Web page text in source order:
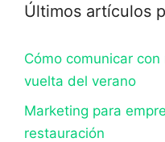
Últimos artículos
Cómo comunicar
vuelta del verano
Marketing para
restauración